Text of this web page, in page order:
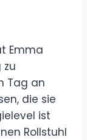
Emma
zu
Tag an
die sie
ist
Rollstuhl